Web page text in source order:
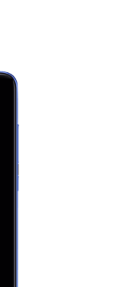
era: €59.00.
preço atual é: